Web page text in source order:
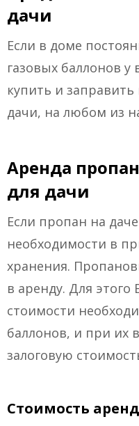
дачи
Если в доме
газовых баллонов
купить и
дачи, на любом из
Аренда
для дачи
Если пропан на
необходимости в
хранения.
в аренду. Для
стоимости
баллонов, и при их
залоговую
Стоимость